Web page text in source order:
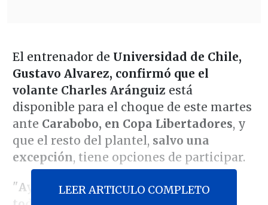
El entrenador de Universidad de Chile,
Gustavo Alvarez, confirmó que el
volante Charles Aránguiz está
disponible para el choque de este martes
ante Carabobo, en Copa Libertadores, y
que el resto del plantel, salvo una
excepción, tiene opciones de participar.
"Ayer -en la práctica- contamos con
LEER ARTICULO COMPLETO